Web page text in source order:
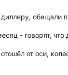
диллеру, обещали
- говорят,
от оси,